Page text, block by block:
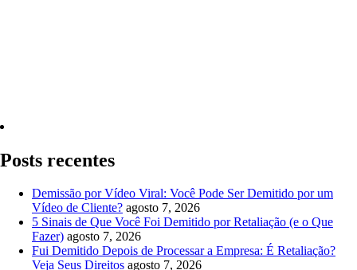
Posts recentes
Demissão por Vídeo Viral: Você Pode Ser Demitido por um
Vídeo de Cliente? agosto 7, 2026
5 Sinais de Que Você Foi Demitido por Retaliação (e o Que
Fazer) agosto 7, 2026
Fui Demitido Depois de Processar a Empresa: É Retaliação?
Veja Seus Direitos agosto 7, 2026